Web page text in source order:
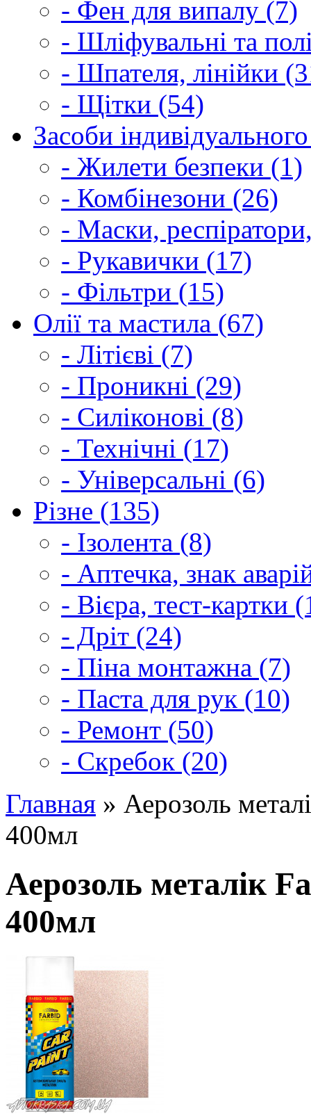
- Фен для випалу (7)
- Шліфувальні та
- Шпателя, лінійки
- Щітки (54)
Засоби
- Жилети безпеки (1)
- Комбінезони (26)
- Маски,
- Рукавички (17)
- Фільтри (15)
Олії та мастила (67)
- Літієві (7)
- Проникні (29)
- Силіконові (8)
- Технічні (17)
- Універсальні (6)
Різне (135)
- Ізолента (8)
- Аптечка, знак
- Вієра, тест-картки
- Дріт (24)
- Піна монтажна (7)
- Паста для рук (10)
- Ремонт (50)
- Скребок (20)
Главная » Аерозоль
400мл
Аерозоль металік
400мл